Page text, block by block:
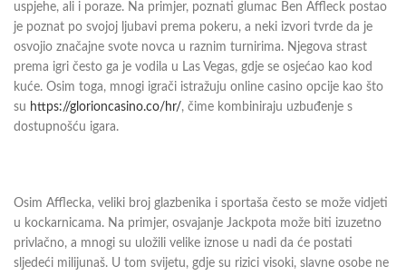
uspjehe, ali i poraze. Na primjer, poznati glumac Ben Affleck postao
je poznat po svojoj ljubavi prema pokeru, a neki izvori tvrde da je
osvojio značajne svote novca u raznim turnirima. Njegova strast
prema igri često ga je vodila u Las Vegas, gdje se osjećao kao kod
kuće. Osim toga, mnogi igrači istražuju online casino opcije kao što
su https://glorioncasino.co/hr/, čime kombiniraju uzbuđenje s
dostupnošću igara.
Osim Afflecka, veliki broj glazbenika i sportaša često se može vidjeti
u kockarnicama. Na primjer, osvajanje Jackpota može biti izuzetno
privlačno, a mnogi su uložili velike iznose u nadi da će postati
sljedeći milijunaš. U tom svijetu, gdje su rizici visoki, slavne osobe ne